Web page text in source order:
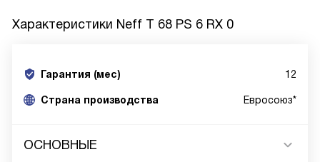
Характеристики Neff T 68 PS 6 RX 0
Гарантия (мес) 12
Страна производства Евросоюз*
ОСНОВНЫЕ